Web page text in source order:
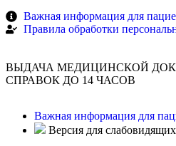
Важная информация для
Правила обработки
ВЫДАЧА МЕДИЦИНСКОЙ
СПРАВОК ДО 14 ЧАСОВ
Важная информация для
Версия для слабовидящих